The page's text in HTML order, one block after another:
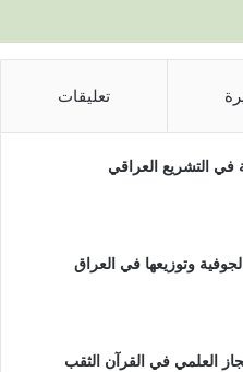
تعليقات
في التشريع العراقي
وتوزيعها في العراق
العلمي في القرآن الثقب